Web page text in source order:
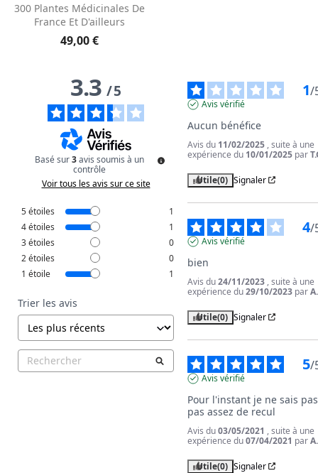
300 Plantes Médicinales De
France Et D'ailleurs
49,00 €
3.3/5
Basé sur3avis soumis à un
contrôle
Voir tous les avis sur ce site
5étoiles
1
4étoiles
1
3étoiles
0
2étoiles
0
1 étoile 1
Trier les avis
1/
Avis vérifié
Aucun bénéfice
Avis du 11/02/2025 , suite à une
expérience du 10/01/2025 par
Utile(0) Signaler
4/
Avis vérifié
bien
Avis du24/11/2023 , suite à une
expérience du29/10/2023 par
Utile(0) Signaler
5/
Avis vérifié
Pour l'instant je ne sais
pas assez de recul
Avis du03/05/2021 , suite à une
expérience du07/04/2021 par
Utile(0) Signaler